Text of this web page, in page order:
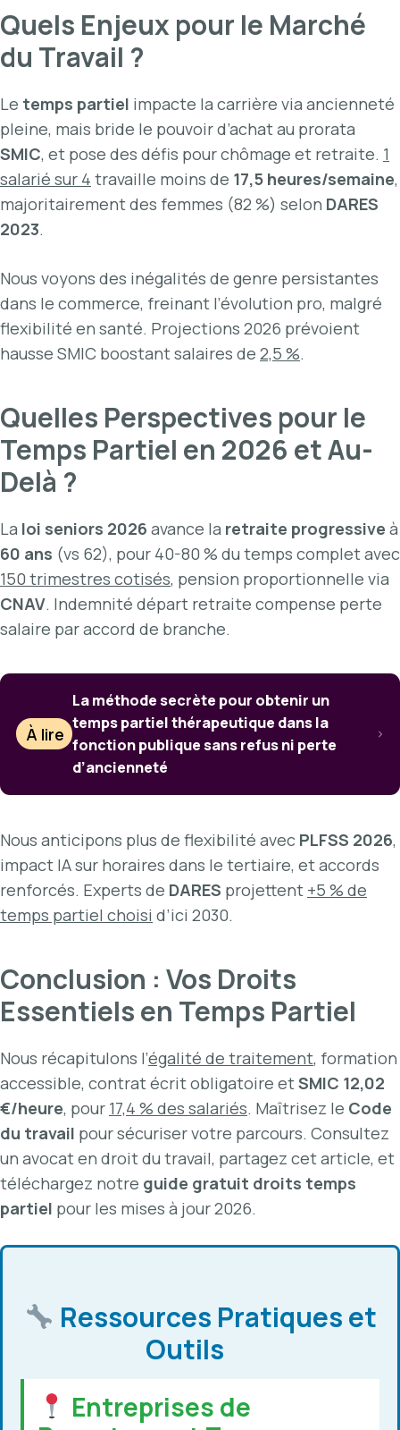
Quels Enjeux pour le Marché
du Travail ?
Le temps partiel impacte la carrière via ancienneté
pleine, mais bride le pouvoir d’achat au prorata
SMIC, et pose des défis pour chômage et retraite. 1
salarié sur 4 travaille moins de 17,5 heures/semaine,
majoritairement des femmes (82 %) selon DARES
2023.
Nous voyons des inégalités de genre persistantes
dans le commerce, freinant l’évolution pro, malgré
flexibilité en santé. Projections 2026 prévoient
hausse SMIC boostant salaires de 2,5 %.
Quelles Perspectives pour le
Temps Partiel en 2026 et Au-
Delà ?
La loi seniors 2026 avance la retraite progressive à
60 ans (vs 62), pour 40-80 % du temps complet avec
150 trimestres cotisés, pension proportionnelle via
CNAV. Indemnité départ retraite compense perte
salaire par accord de branche.
À lire
La méthode secrète pour obtenir un
temps partiel thérapeutique dans la
fonction publique sans refus ni perte
d’ancienneté
Nous anticipons plus de flexibilité avec PLFSS 2026,
impact IA sur horaires dans le tertiaire, et accords
renforcés. Experts de DARES projettent +5 % de
temps partiel choisi d’ici 2030.
Conclusion : Vos Droits
Essentiels en Temps Partiel
Nous récapitulons l’égalité de traitement, formation
accessible, contrat écrit obligatoire etSMIC 12,02
€/heure, pour 17,4 % des salariés. Maîtrisez le Code
du travail pour sécuriser votre parcours. Consultez
un avocat en droit du travail, partagez cet article, et
téléchargez notre guide gratuit droits temps
partiel pour les mises à jour 2026.
Ressources Pratiques et
Outils
Entreprises de